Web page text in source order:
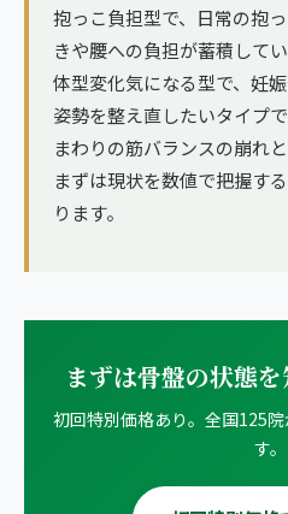
抱っこ負担型で、日常の抱
きや腰への負担が蓄積して
体型変化気になる型で、妊
姿勢を整え直したいタイプ
まわりの筋バランスの崩れ
まずは現状を数値で把握す
ります。
まずは骨盤の状態
初回特別価格あり。全国125
す。